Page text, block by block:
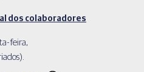
dos colaboradores
feira,